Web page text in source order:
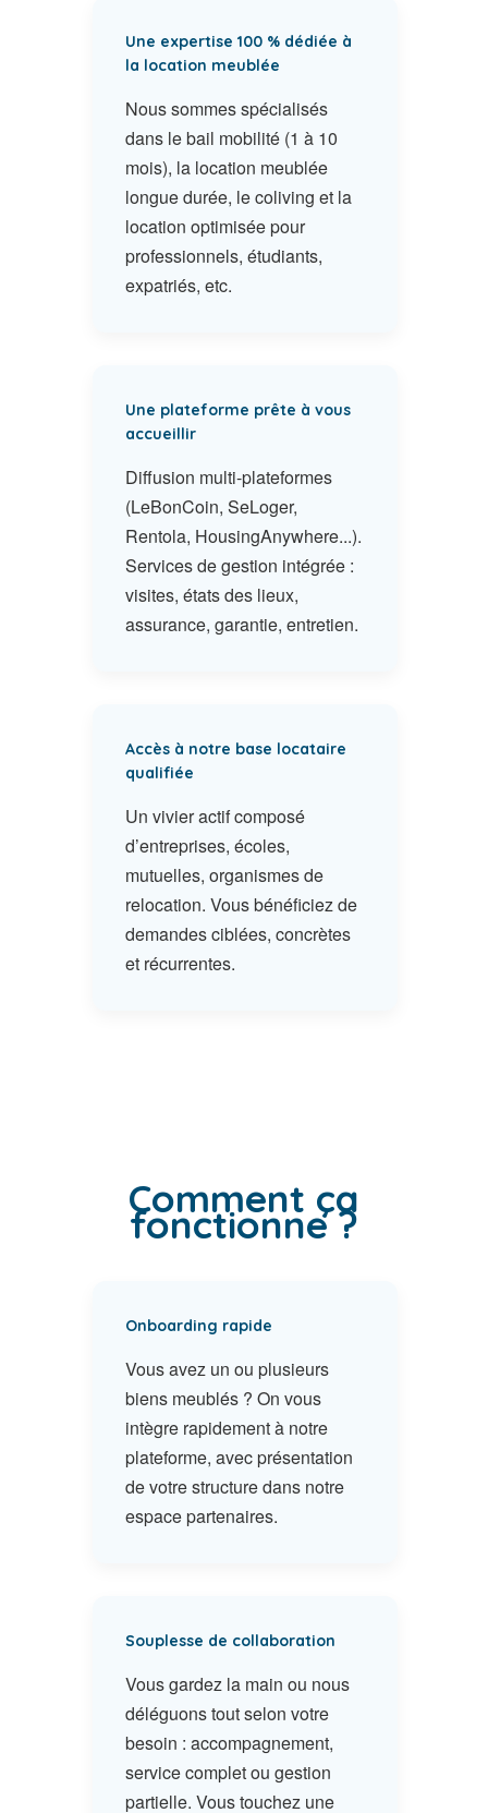
Une expertise 100 % dédiée à
la location meublée
Nous sommes spécialisés
dans le bail mobilité (1 à 10
mois), la location meublée
longue durée, le coliving et la
location optimisée pour
professionnels, étudiants,
expatriés, etc.
Une plateforme prête à vous
accueillir
Diffusion multi-plateformes
(LeBonCoin, SeLoger,
Rentola, HousingAnywhere...).
Services de gestion intégrée :
visites, états des lieux,
assurance, garantie, entretien.
Accès à notre base locataire
qualifiée
Un vivier actif composé
d’entreprises, écoles,
mutuelles, organismes de
relocation. Vous bénéficiez de
demandes ciblées, concrètes
et récurrentes.
Comment ça
fonctionne ?
Onboarding rapide
Vous avez un ou plusieurs
biens meublés ? On vous
intègre rapidement à notre
plateforme, avec présentation
de votre structure dans notre
espace partenaires.
Souplesse de collaboration
Vous gardez la main ou nous
déléguons tout selon votre
besoin : accompagnement,
service complet ou gestion
partielle. Vous touchez une